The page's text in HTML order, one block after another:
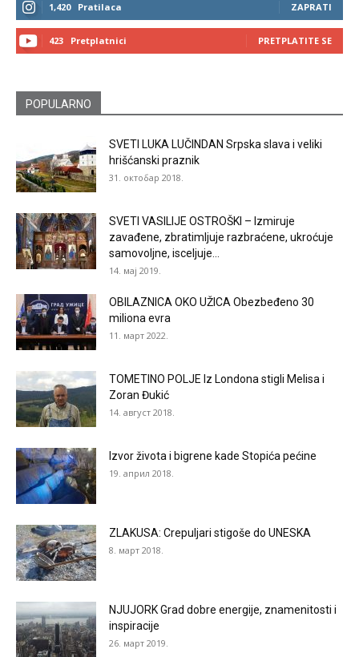
1,420 Pratilaca ZAPRATI
423 Pretplatnici PRETPLATITE SE
POPULARNO
SVETI LUKA LUČINDAN Srpska slava i veliki
hrišćanski praznik
31. октобар 2018.
SVETI VASILIJE OSTROŠKI – Izmiruje
zavađene, zbratimljuje razbraćene, ukroćuje
samovoljne, isceljuje...
14. мај 2019.
OBILAZNICA OKO UŽICA Obezbeđeno 30
miliona evra
11. март 2022.
TOMETINO POLJE Iz Londona stigli Melisa i
Zoran Đukić
14. август 2018.
Izvor života i bigrene kade Stopića pećine
19. април 2018.
ZLAKUSA: Crepuljari stigoše do UNESKA
8. март 2018.
NJUJORK Grad dobre energije, znamenitosti i
inspiracije
26. март 2019.